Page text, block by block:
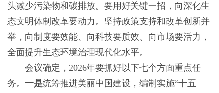
头减少污染物和碳排放。要用好关键一招，向深化生
态文明体制改革要动力。坚持政策支持和改革创新并
举，向制度要效能、向科技要质效、向市场要活力，
全面提升生态环境治理现代化水平。
会议确定，2026年要抓好以下七个方面重点任
务。 一是统筹推进美丽中国建设，编制实施“十五